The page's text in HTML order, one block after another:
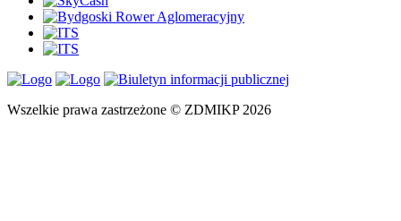
Wszelkie prawa zastrzeżone © ZDMIKP 2026